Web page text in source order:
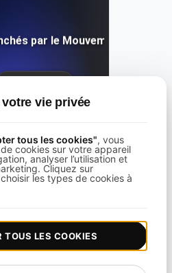
par le Mouvement dans
lecteur d'écran ?
View details
vie privée
tous les cookies", vous
cookies sur votre appareil
analyser l’utilisation et
Cliquez sur
les types de cookies à
TOUS LES COOKIES